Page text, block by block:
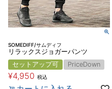
SOMEDIFF/サムディフ
リラックスジョガーパンツ
セットアップ可
PriceDown
¥4,950 税込